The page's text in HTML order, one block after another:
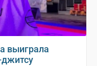
выиграла